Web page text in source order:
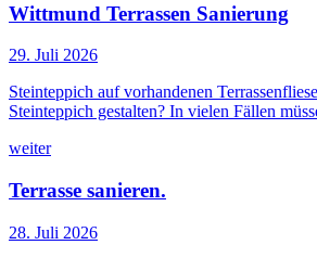
Wittmund Terrassen Sanierung
29. Juli 2026
Steinteppich auf vorhandenen
Steinteppich gestalten? In vielen Fällen
weiter
Terrasse sanieren.
28. Juli 2026